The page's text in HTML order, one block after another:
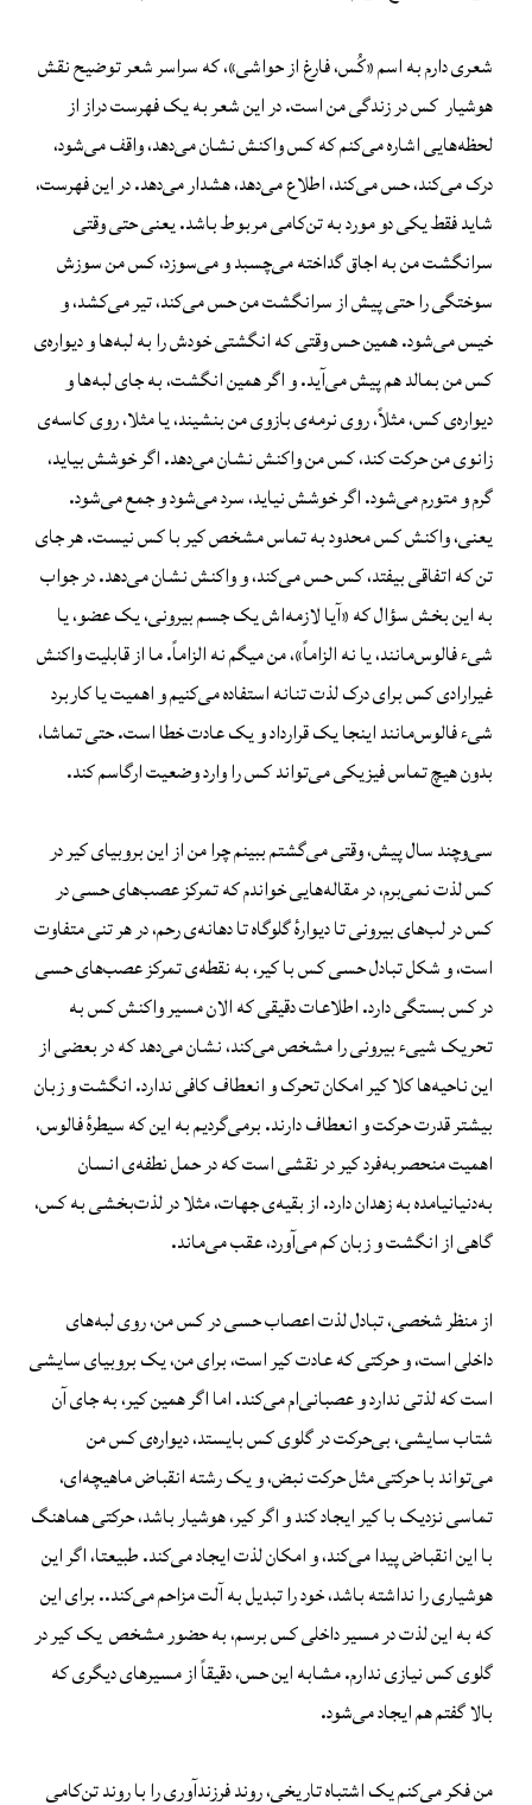
شعری دارم به اسم «کُس، فارغ از حواشی»، که سراسر شعر توضیح نقش
هوشیار کس در زندگی من است. در این شعر به یک فهرست دراز از
لحظه‌هایی اشاره می‌کنم که کس واکنش نشان می‌دهد، واقف می‌شود،
درک می‌کند، حس می‌کند، اطلاع می‌دهد، هشدار می‌دهد. در این فهرست،
شاید فقط یکی دو مورد به تن‌کامی مربوط باشد. یعنی حتی وقتی
سرانگشت من به اجاق گداخته می‌چسبد و می‌سوزد، کس من سوزش
سوختگی را حتی پیش از سرانگشت من حس می‌کند، تیر می‌کشد، و
خیس می‌شود. همین حس وقتی که انگشتی خودش را به لبه‌ها و دیواره‌ی
کس من بمالد هم پیش می‌آید. و اگر همین انگشت، به جای لبه‌ها و
دیواره‌ی کس، مثلاً، روی نرمه‌ی بازوی من بنشیند، یا مثلا، روی کاسه‌ی
زانوی من حرکت کند، کس من واکنش نشان می‌دهد. اگر خوشش بیاید،
گرم و متورم می‌شود. اگر خوشش نیاید، سرد می‌شود و جمع می‌شود.
یعنی، واکنش کس محدود به تماس مشخص کیر با کس نیست. هر جای
تن که اتفاقی بیفتد، کس حس می‌کند، و واکنش نشان می‌دهد. در جواب
به این بخش سؤال که «آیا لازمه‌اش یک جسم بیرونی، یک عضو، یا
شیء فالوس‌مانند، یا نه الزاماً»، من میگم نه الزاماً. ما از قابلیت واکنش
غیرارادی کس برای درک لذت تنانه استفاده می‌کنیم و اهمیت یا کاربرد
شیء فالوس‌مانند اینجا یک قرارداد و یک عادت خطا است. حتی تماشا،
بدون هیچ تماس فیزیکی می‌تواند کس را وارد وضعیت ارگاسم کند.
سی‌وچند سال پیش، وقتی می‌گشتم ببینم چرا من از این بروبیای کیر در
کس لذت نمی‌برم، در مقاله‌هایی خواندم که تمرکز عصب‌های حسی در
کس در لب‌های بیرونی تا دیوارهٔ گلوگاه تا دهانه‌ی رحم، در هر تنی متفاوت
است، و شکل تبادل حسی کس با کیر، به نقطه‌ی تمرکز عصب‌های حسی
در کس بستگی دارد. اطلاعات دقیقی که الان مسیر واکنش کس به
تحریک شییء بیرونی را مشخص می‌کند، نشان می‌دهد که در بعضی از
این ناحیه‌ها کلا کیر امکان تحرک و انعطاف کافی ندارد. انگشت و زبان
بیشتر قدرت حرکت و انعطاف دارند. برمی‌گردیم به این که سیطرهٔ فالوس،
اهمیت منحصربه‌فرد کیر در نقشی است که در حمل نطفه‌ی انسان
به‌دنیانیامده به زهدان دارد. از بقیه‌ی جهات، مثلا در لذت‌بخشی به کس،
گاهی از انگشت و زبان کم می‌آورد، عقب می‌ماند.
از منظر شخصی، تبادل لذت اعصاب حسی در کس من، روی لبه‌های
داخلی است، و حرکتی که عادت کیر است، برای من، یک بروبیای سایشی
است که لذتی ندارد و عصبانی‌ام می‌کند. اما اگر همین کیر، به جای آن
شتاب سایشی، بی‌حرکت در گلوی کس بایستد، دیواره‌ی کس من
می‌تواند با حرکتی مثل حرکت نبض، و یک رشته‌ انقباض ماهیچه‌ای،
تماسی نزدیک با کیر ایجاد کند و اگر کیر، هوشیار باشد، حرکتی هماهنگ
با این انقباض پیدا می‌کند، و امکان لذت ایجاد می‌کند. طبیعتا، اگر این
هوشیاری را نداشته باشد، خود را تبدیل به آلت مزاحم می‌کند.. برای این
که به این لذت در مسیر داخلی کس برسم، به حضور مشخص یک کیر در
گلوی کس‌ نیازی ندارم. مشابه این حس، دقیقاً از مسیرهای دیگری که
بالا گفتم هم ایجاد می‌شود.
من فکر می‌کنم یک اشتباه تاریخی، روند فرزندآوری را با روند تن‌کامی